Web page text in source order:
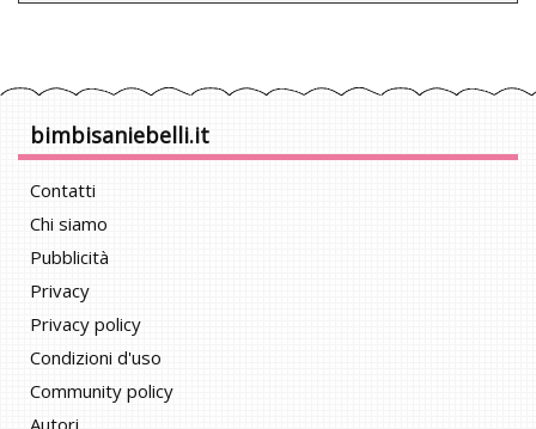
bimbisaniebelli.it
Contatti
Chi siamo
Pubblicità
Privacy
Privacy policy
Condizioni d'uso
Community policy